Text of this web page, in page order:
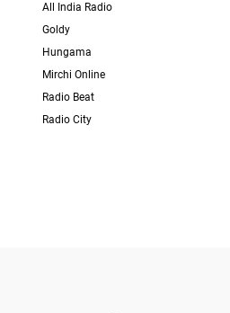
All India Radio
Goldy
Hungama
Mirchi Online
Radio Beat
Radio City